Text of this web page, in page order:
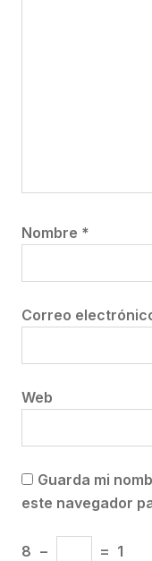
Nombre *
Correo
Web
Guarda mi
este navegador
8 − = 1